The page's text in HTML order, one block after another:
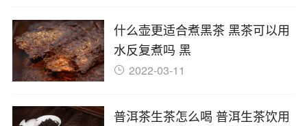
什么壶更适合煮黑茶 黑茶可以用
水反复煮吗 黑
2022-03-11
普洱茶生茶怎么喝 普洱生茶饮用